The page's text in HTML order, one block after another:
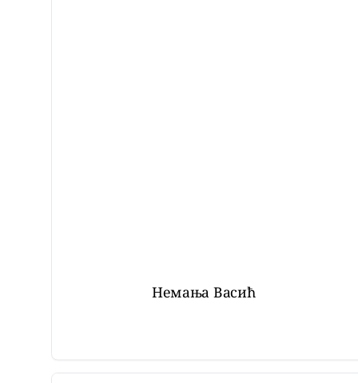
Немања Васић